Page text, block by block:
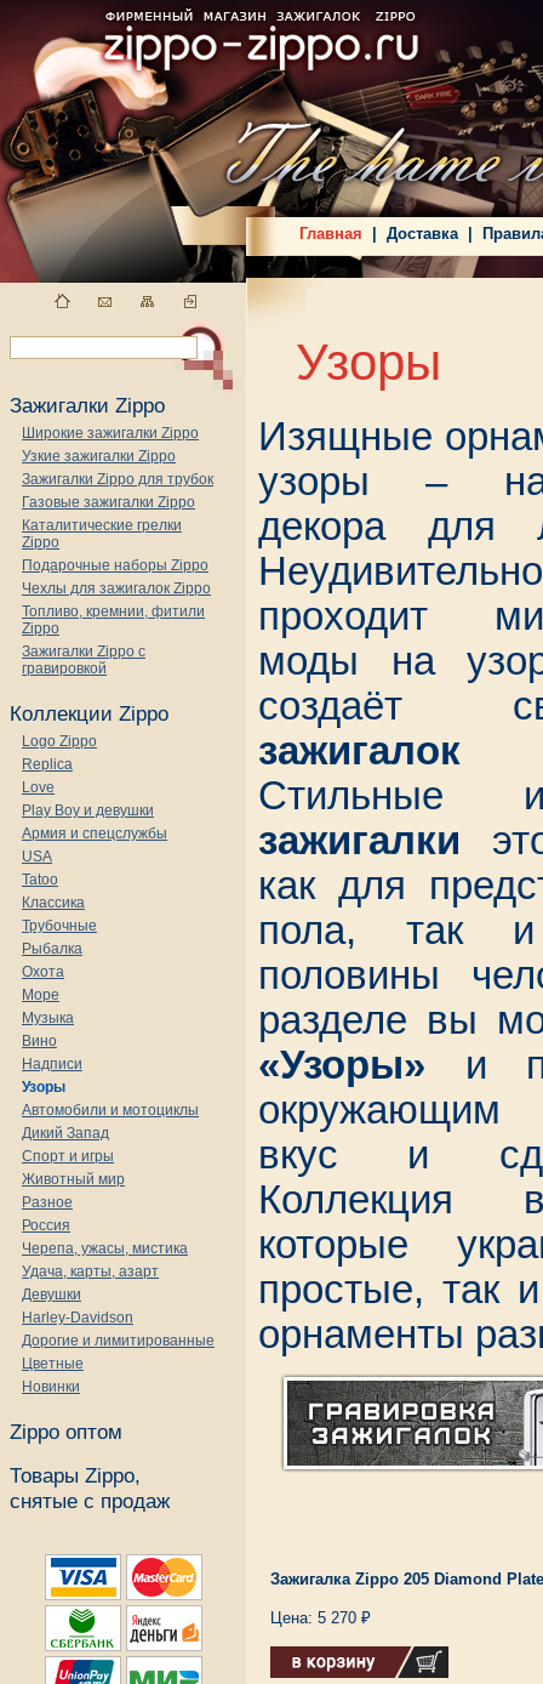
Главная Доставка
Зажигалки Zippo
Широкие зажигалки Zippo
Узкие зажигалки Zippo
Зажигалки Zippo для трубок
Газовые зажигалки Zippo
Каталитические грелки
Zippo
Подарочные наборы Zippo
Чехлы для зажигалок Zippo
Топливо, кремнии, фитили
Zippo
Зажигалки Zippo с
гравировкой
Коллекции Zippo
Logo Zippo
Replica
Love
Play Boy и девушки
Армия и спецслужбы
USA
Tatoo
Классика
Трубочные
Рыбалка
Охота
Море
Музыка
Вино
Надписи
Узоры
Автомобили и мотоциклы
Дикий Запад
Спорт и игры
Животный мир
Разное
Россия
Черепа, ужасы, мистика
Удача, карты, азарт
Девушки
Harley-Davidson
Дорогие и лимитированные
Цветные
Новинки
Zippo оптом
Товары Zippo,
снятые с продаж
Узоры
Изящные
узоры –
декора для
проходит
моды на
создаёт
зажигалки
как для
пола, так и
половины
разделе вы
«Узоры» и
окружающим
вкус и
Коллекция
которые
простые, так
орнаменты
Зажигалка Zippo 205 Diamond Plate
Цена: 5 270 ₽